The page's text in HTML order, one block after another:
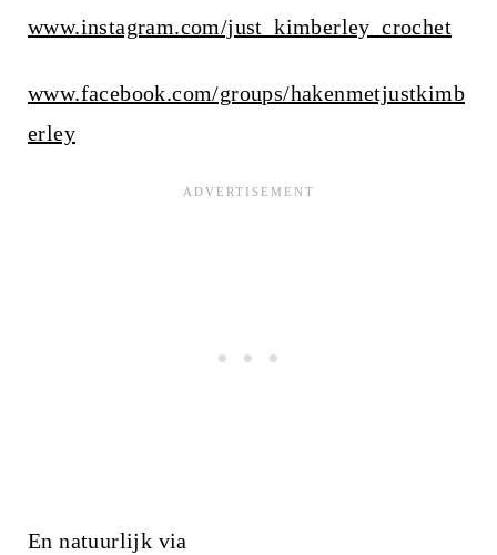
www.instagram.com/just_kimberley_crochet
www.facebook.com/groups/hakenmetjustkimb
erley
En natuurlijk via